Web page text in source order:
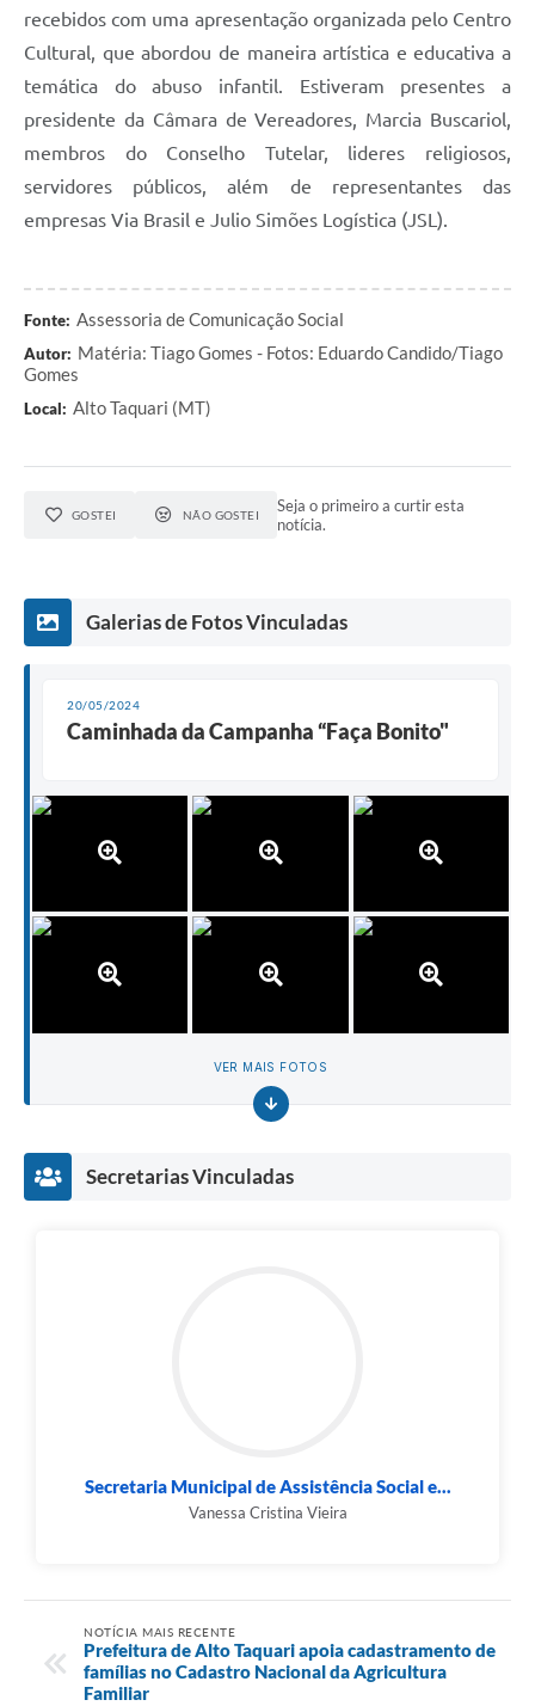
recebidos com uma apresentação organizada pelo Centro
Cultural, que abordou de maneira artística e educativa a
temática do abuso infantil. Estiveram presentes a
presidente da Câmara de Vereadores, Marcia Buscariol,
membros do Conselho Tutelar, lideres religiosos,
servidores públicos, além de representantes das
empresas Via Brasil e Julio Simões Logística (JSL).
Fonte: Assessoria de Comunicação Social
Autor: Matéria: Tiago Gomes - Fotos: Eduardo Candido/Tiago
Gomes
Local: Alto Taquari (MT)
GOSTEI NÃO GOSTEI
Seja o primeiro a curtir esta
notícia.
Galerias de Fotos Vinculadas
20/05/2024
Caminhada da Campanha “Faça Bonito"
VER MAIS FOTOS
Secretarias Vinculadas
Secretaria Municipal de Assistência Social e...
Vanessa Cristina Vieira
NOTÍCIA MAIS RECENTE
Prefeitura de Alto Taquari apoia cadastramento de
famílias no Cadastro Nacional da Agricultura
Familiar